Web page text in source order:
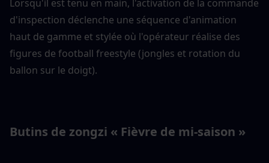
Lorsqu'il est tenu en main, l'activation de la commande
d'inspection déclenche une séquence d'animation
haut de gamme et stylée où l'opérateur réalise des
figures de football freestyle (jongles et rotation du
ballon sur le doigt).
Butins de zongzi « Fièvre de mi-saison »